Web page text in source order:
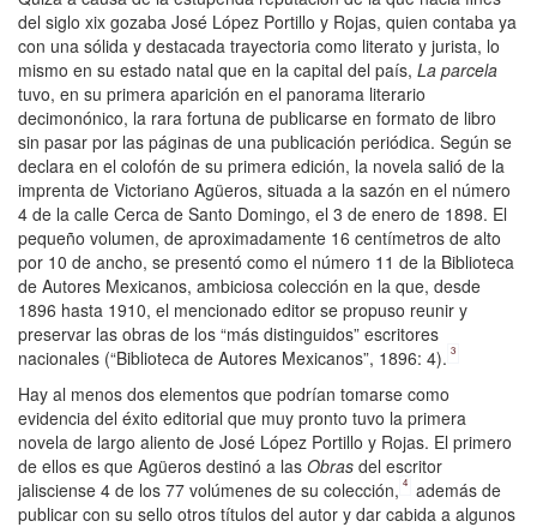
del siglo xix gozaba José López Portillo y Rojas, quien contaba ya
con una sólida y destacada trayectoria como literato y jurista, lo
mismo en su estado natal que en la capital del país, La parcela
tuvo, en su primera aparición en el panorama literario
decimonónico, la rara fortuna de publicarse en formato de libro
sin pasar por las páginas de una publicación periódica. Según se
declara en el colofón de su primera edición, la novela salió de la
imprenta de Victoriano Agüeros, situada a la sazón en el número
4 de la calle Cerca de Santo Domingo, el 3 de enero de 1898. El
pequeño volumen, de aproximadamente 16 centímetros de alto
por 10 de ancho, se presentó como el número 11 de la Biblioteca
de Autores Mexicanos, ambiciosa colección en la que, desde
1896 hasta 1910, el mencionado editor se propuso reunir y
preservar las obras de los “más distinguidos” escritores
nacionales (“Biblioteca de Autores Mexicanos”, 1896: 4). 3
Hay al menos dos elementos que podrían tomarse como
evidencia del éxito editorial que muy pronto tuvo la primera
novela de largo aliento de José López Portillo y Rojas. El primero
de ellos es que Agüeros destinó a las Obras del escritor
jalisciense 4 de los 77 volúmenes de su colección, 4
además de
publicar con su sello otros títulos del autor y dar cabida a algunos